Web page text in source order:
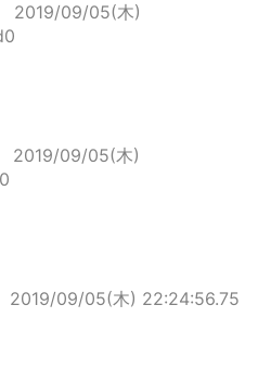
2019/09/05(木)
2019/09/05(木)
2019/09/05(木) 22:24:56.75